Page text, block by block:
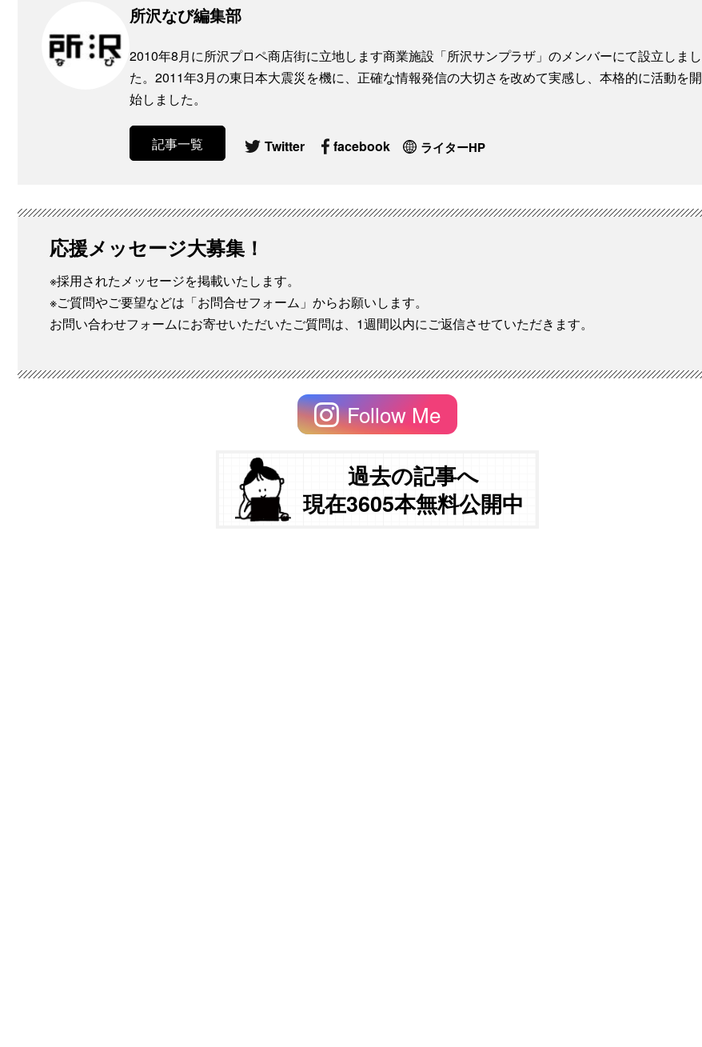
所沢なび編集部
2010年8月に所沢プロペ商店街に立地します商業施設「所沢サンプラザ」のメンバーにて設立しまし
た。2011年3月の東日本大震災を機に、正確な情報発信の大切さを改めて実感し、本格的に活動を開
始しました。
記事一覧 Twitter facebook ライターHP
応援メッセージ大募集！
※採用されたメッセージを掲載いたします。
※ご質問やご要望などは「お問合せフォーム」からお願いします。
お問い合わせフォームにお寄せいただいたご質問は、1週間以内にご返信させていただきます。
Follow Me
過去の記事へ
現在3605本無料公開中